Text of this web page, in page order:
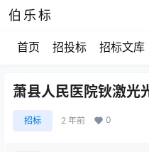
伯乐标
首页 招投标 招标文库
萧县人民医院钬激光
招标 2 年前 0